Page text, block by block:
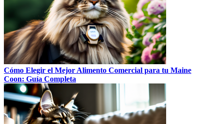
Cómo Elegir el Mejor Alimento Comercial para tu Maine
Coon: Guía Completa